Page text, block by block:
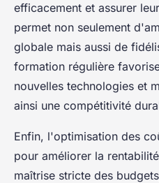
efficacement et assurer
permet non seulement
globale mais aussi de
formation régulière
nouvelles technologies et
ainsi une compétitivité
Enfin, l'optimisation des
pour améliorer la
maîtrise stricte des